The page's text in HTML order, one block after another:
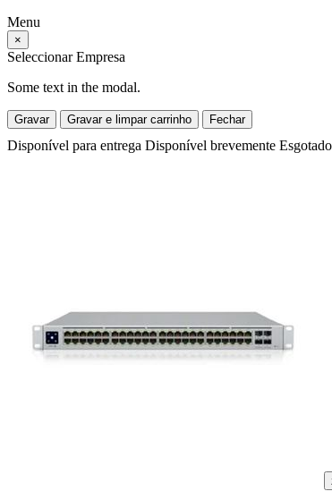
Menu
×
Seleccionar Empresa
Some text in the modal.
Gravar Gravar e limpar carrinho Fechar
Disponível para entrega Disponível brevemente Esgotado